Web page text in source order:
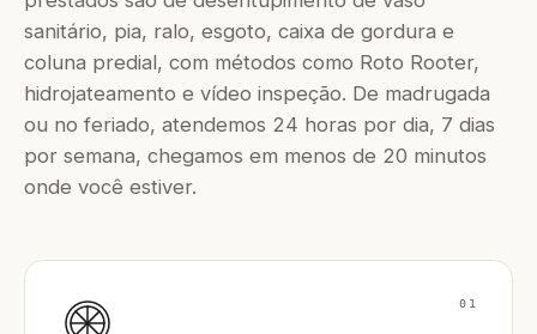
sanitário, pia, ralo, esgoto, caixa de gordura e
coluna predial, com métodos como Roto Rooter,
hidrojateamento e vídeo inspeção. De madrugada
ou no feriado, atendemos 24 horas por dia, 7 dias
por semana, chegamos em menos de 20 minutos
onde você estiver.
01